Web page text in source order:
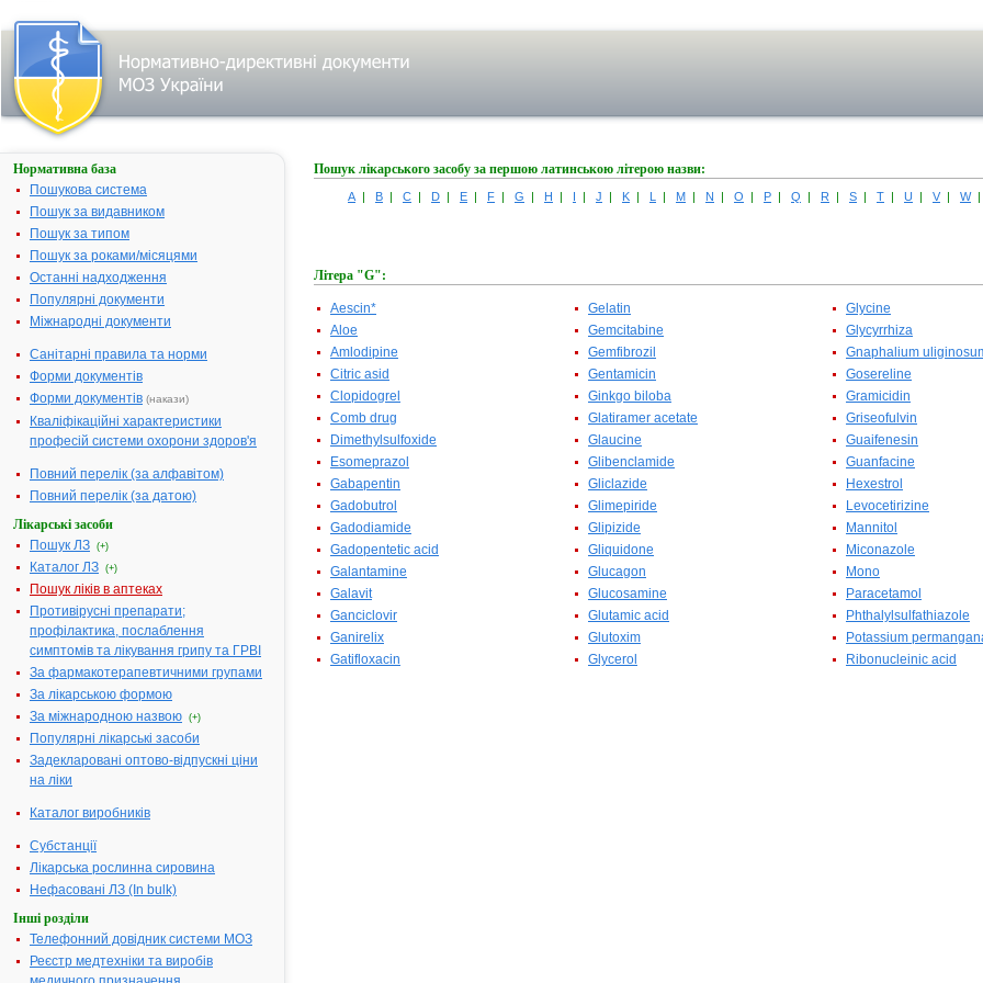
Нормативна база
Пошукова система
Пошук за видавником
Пошук за типом
Пошук за роками/місяцями
Останні надходження
Популярні документи
Міжнародні документи
Санітарні правила та норми
Форми документів
Форми документів (накази)
Кваліфікаційні характеристики
професій системи охорони здоров'я
Повний перелік (за алфавітом)
Повний перелік (за датою)
Лікарські засоби
Пошук ЛЗ (+)
Каталог ЛЗ (+)
Пошук ліків в аптеках
Противірусні препарати;
профілактика, послаблення
симптомів та лікування грипу та ГРВІ
За фармакотерапевтичними групами
За лікарською формою
За міжнародною назвою (+)
Популярні лікарські засоби
Задекларовані оптово-відпускні ціни
на ліки
Каталог виробників
Субстанції
Лікарська рослинна сировина
Нефасовані ЛЗ (In bulk)
Інші розділи
Телефонний довідник системи МОЗ
Реєстр медтехніки та виробів
Пошук лікарського засобу за першою латинською літерою назви:
A | B | C | D | E | F | G | H | I | J | K | L | M | N | O | P | Q | R | S | T | U | V | W
Літера "G":
Aescin*
Aloe
Amlodipine
Citric asid
Clopidogrel
Comb drug
Dimethylsulfoxide
Esomeprazol
Gabapentin
Gadobutrol
Gadodiamide
Gadopentetic acid
Galantamine
Galavit
Ganciclovir
Ganirelix
Gatifloxacin
Gelatin
Gemcitabine
Gemfibrozil
Gentamicin
Ginkgo biloba
Glatiramer acetate
Glaucine
Glibenclamide
Gliclazide
Glimepiride
Glipizide
Gliquidone
Glucagon
Glucosamine
Glutamic acid
Glutoxim
Glycerol
Glycine
Glycyrrhiza
Gnaphalium
Gosereline
Gramicidin
Griseofulvin
Guaifenesin
Guanfacine
Hexestrol
Levocetirizine
Mannitol
Miconazole
Mono
Paracetamol
Phthalylsulfathiazole
Potassium
Ribonucleinic acid